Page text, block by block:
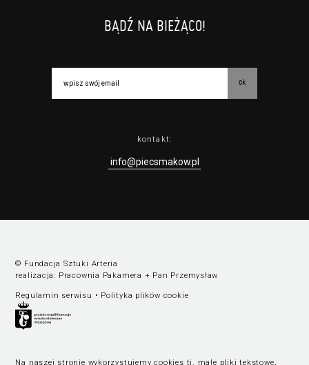
BĄDŹ NA BIEŻĄCO!
ok
kontakt:
info@piecsmakow.pl
© Fundacja Sztuki Arteria
realizacja: Pracownia Pakamera + Pan Przemysław
Regulamin serwisu • Polityka plików cookie
Na naszej stronie wykorzystujemy cookies tj. małe pliki tekstowe,